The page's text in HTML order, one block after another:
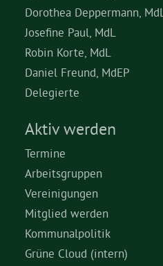
Dorothea Deppermann, MdL
Josefine Paul, MdL
Robin Korte, MdL
Daniel Freund, MdEP
Delegierte
Aktiv werden
Termine
Arbeitsgruppen
Vereinigungen
Mitglied werden
Kommunalpolitik
Grüne Cloud (intern)